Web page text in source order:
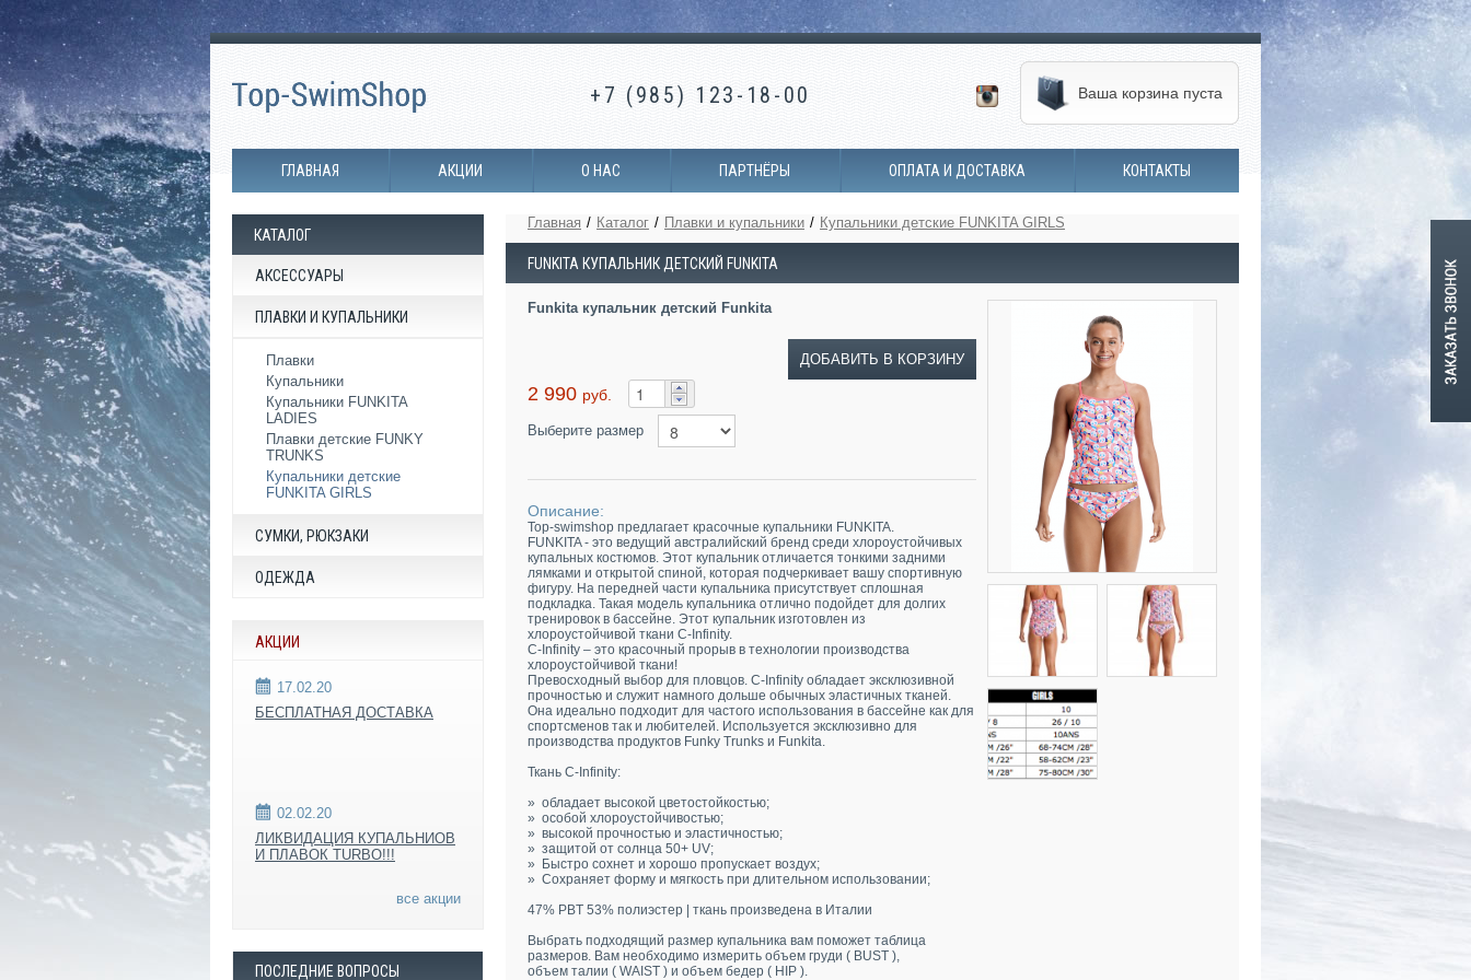
+7 (985) 123-18-00 Ваша корзина пуста
ГЛАВНАЯ АКЦИИ О НАС ПАРТНЁРЫ ОПЛАТА И ДОСТАВКА КОНТАКТЫ
КАТАЛОГ
АКСЕССУАРЫ
ПЛАВКИ И КУПАЛЬНИКИ
Плавки
Купальники
Купальники FUNKITA
LADIES
Плавки детские FUNKY
TRUNKS
Купальники детские
FUNKITA GIRLS
СУМКИ, РЮКЗАКИ
ОДЕЖДА
АКЦИИ
17.02.20
БЕСПЛАТНАЯ ДОСТАВКА
02.02.20
ЛИКВИДАЦИЯ КУПАЛЬНИОВ
И ПЛАВОК TURBO!!!
все акции
ПОСЛЕДНИЕ ВОПРОСЫ
Главная / Каталог / Плавки и купальники / Купальники детские FUNKITA GIRLS
FUNKITA КУПАЛЬНИК ДЕТСКИЙ FUNKITA
Funkita купальник детский Funkita
ДОБАВИТЬ В КОРЗИНУ
2 990 руб.
Выберите размер
Описание:
Top-swimshop предлагает красочные купальники FUNKITA.
FUNKITA - это ведущий австралийский бренд среди хлороустойчивых
купальных костюмов. Этот купальник отличается тонкими задними
лямками и открытой спиной, которая подчеркивает вашу спортивную
фигуру. На передней части купальника присутствует сплошная
подкладка. Такая модель купальника отлично подойдет для долгих
тренировок в бассейне. Этот купальник изготовлен из
хлороустойчивой ткани C-Infinity.
C-Infinity – это красочный прорыв в технологии производства
хлороустойчивой ткани!
Превосходный выбор для пловцов. C-Infinity обладает эксклюзивной
прочностью и служит намного дольше обычных эластичных тканей.
Она идеально подходит для частого использования в басcейне как для
спортсменов так и любителей. Используется эксклюзивно для
производства продуктов Funky Trunks и Funkita.
Ткань C-Infinity:
» обладает высокой цветостойкостью;
» особой хлороустойчивостью;
» высокой прочностью и эластичностью;
» защитой от солнца 50+ UV;
» Быстро сохнет и хорошо пропускает воздух;
» Сохраняет форму и мягкость при длительном использовании;
47% PBT 53% полиэстер | ткань произведена в Италии
Выбрать подходящий размер купальника вам поможет таблица
размеров. Вам необходимо измерить объем груди ( BUST ),
объем талии ( WAIST ) и объем бедер ( HIP ).